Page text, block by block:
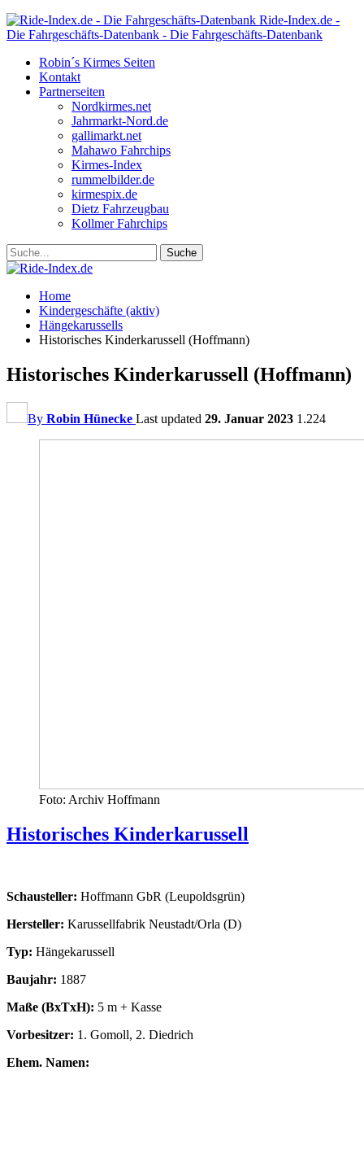
Ride-Index.de -
Die Fahrgeschäfts-Datenbank - Die Fahrgeschäfts-Datenbank
Robin´s Kirmes Seiten
Kontakt
Partnerseiten
Nordkirmes.net
Jahrmarkt-Nord.de
gallimarkt.net
Mahawo Fahrchips
Kirmes-Index
rummelbilder.de
kirmespix.de
Dietz Fahrzeugbau
Kollmer Fahrchips
Home
Kindergeschäfte (aktiv)
Hängekarussells
Historisches Kinderkarussell (Hoffmann)
Historisches Kinderkarussell (Hoffmann)
By Robin Hünecke Last updated 29. Januar 2023 1.224
Foto: Archiv Hoffmann
Historisches Kinderkarussell
Schausteller: Hoffmann GbR (Leupoldsgrün)
Hersteller: Karussellfabrik Neustadt/Orla (D)
Typ: Hängekarussell
Baujahr: 1887
Maße (BxTxH): 5 m + Kasse
Vorbesitzer: 1. Gomoll, 2. Diedrich
Ehem. Namen: